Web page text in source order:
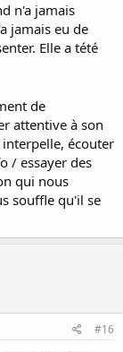
n'a jamais
jamais eu de
Elle a tété
de
attentive à son
écouter
/ essayer des
qui nous
souffle qu'il se
#16